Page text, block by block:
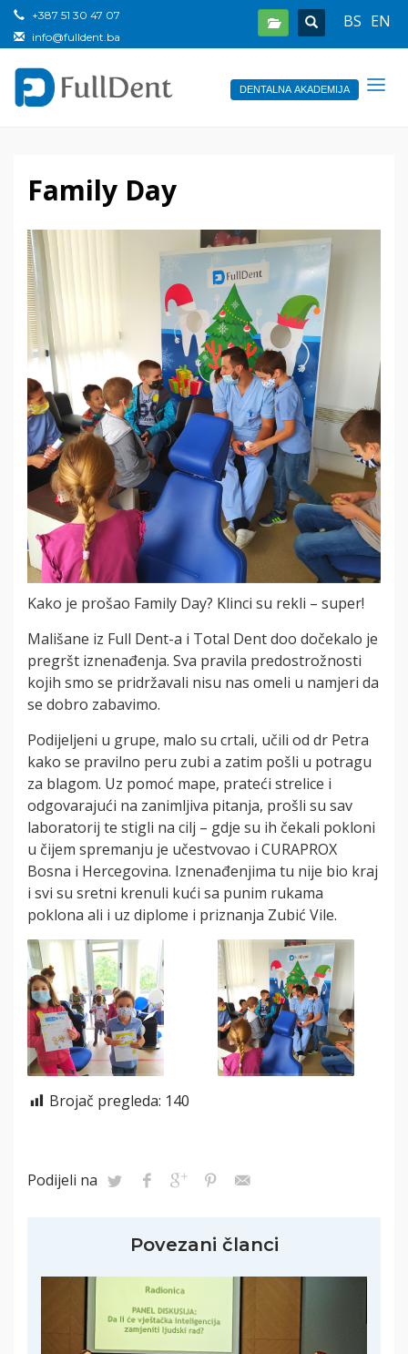
BS EN
+387 51 30 47 07
info@fulldent.ba
DENTALNA AKADEMIJA
Family Day
Kako je prošao Family Day? Klinci su rekli – super!
Mališane iz Full Dent-a i Total Dent doo dočekalo je
pregršt iznenađenja. Sva pravila predostrožnosti
kojih smo se pridržavali nisu nas omeli u namjeri da
se dobro zabavimo.
Podijeljeni u grupe, malo su crtali, učili od dr Petra
kako se pravilno peru zubi a zatim pošli u potragu
za blagom. Uz pomoć mape, prateći strelice i
odgovarajući na zanimljiva pitanja, prošli su sav
laboratorij te stigli na cilj – gdje su ih čekali pokloni
u čijem spremanju je učestvovao i CURAPROX
Bosna i Hercegovina. Iznenađenjima tu nije bio kraj
i svi su sretni krenuli kući sa punim rukama
poklona ali i uz diplome i priznanja Zubić Vile.
Brojač pregleda: 140
Podijeli na
Povezani članci